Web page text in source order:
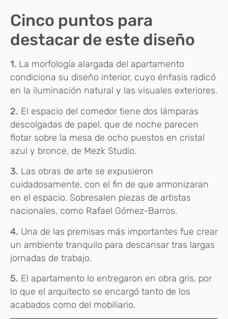
Cinco puntos para
destacar de este diseño
1. La morfología alargada del apartamento
condiciona su diseño interior, cuyo énfasis radicó
en la iluminación natural y las visuales exteriores.
2. El espacio del comedor tiene dos lámparas
descolgadas de papel, que de noche parecen
flotar sobre la mesa de ocho puestos en cristal
azul y bronce, de Mezk Studio.
3. Las obras de arte se expusieron
cuidadosamente, con el fin de que armonizaran
en el espacio. Sobresalen piezas de artistas
nacionales, como Rafael Gómez-Barros.
4. Una de las premisas más importantes fue crear
un ambiente tranquilo para descansar tras largas
jornadas de trabajo.
5. El apartamento lo entregaron en obra gris, por
lo que el arquitecto se encargó tanto de los
acabados como del mobiliario.